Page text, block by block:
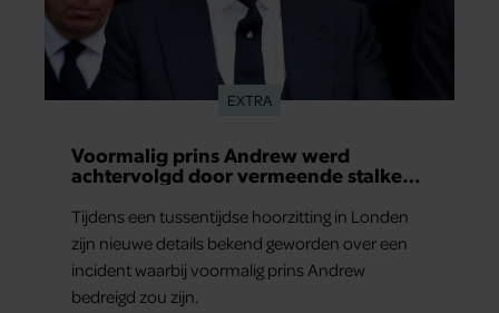
EXTRA
Voormalig prins Andrew werd
achtervolgd door vermeende stalker
Tijdens een tussentijdse hoorzitting in Londen
zijn nieuwe details bekend geworden over een
incident waarbij voormalig prins Andrew
bedreigd zou zijn.